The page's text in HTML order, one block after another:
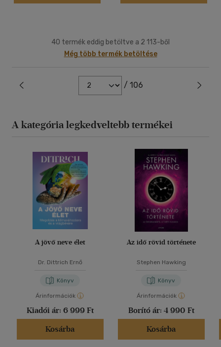
40 termék eddig betöltve a 2 113-ből
Még több termék betöltése
/ 106
A kategória legkedveltebb termékei
A jövő neve élet
Dr. Dittrich Ernő
Könyv
Árinformációk
Kiadói ár: 6 999 Ft
Kosárba
Az idő rövid története
Stephen Hawking
Könyv
Árinformációk
Borító ár: 4 990 Ft
Kosárba